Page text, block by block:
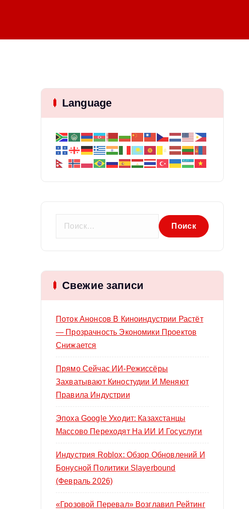
Language
и
:
Свежие записи
Поток Анонсов В Киноиндустрии Растёт
— Прозрачность Экономики Проектов
Снижается
Прямо Сейчас ИИ-Режиссёры
Захватывают Киностудии И Меняют
Правила Индустрии
Эпоха Google Уходит: Казахстанцы
Массово Переходят На ИИ И Госуслуги
Индустрия Roblox: Обзор Обновлений И
Бонусной Политики Slayerbound
(февраль 2026)
«Грозовой Перевал» Возглавил Рейтинг